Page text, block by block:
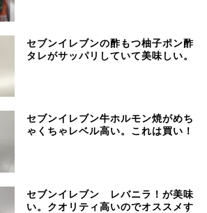
セブンイレブンの酢もつ柚子ポン酢
タレがサッパリしていて美味しい。
セブンイレブン牛ホルモン焼がめち
ゃくちゃレベル高い。これは買い！
セブンイレブン レバニラ！が美味
い。クオリティ高いのでオススメす